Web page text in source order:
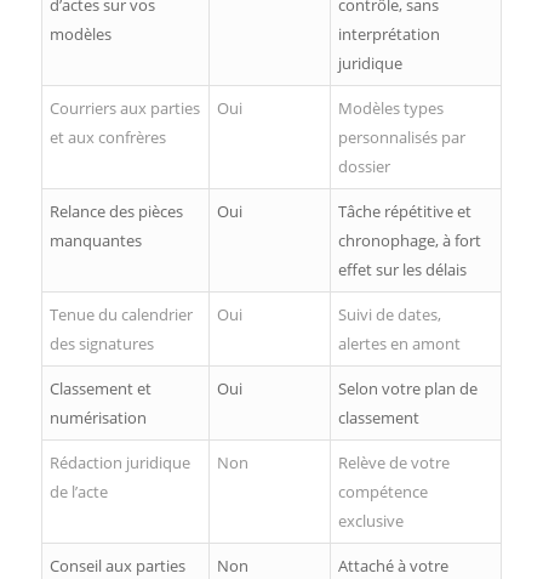
d’actes sur vos
modèles
contrôle, sans
interprétation
juridique
Courriers aux parties
et aux confrères
Oui
Modèles types
personnalisés par
dossier
Relance des pièces
manquantes
Oui
Tâche répétitive et
chronophage, à fort
effet sur les délais
Tenue du calendrier
des signatures
Oui
Suivi de dates,
alertes en amont
Classement et
numérisation
Oui
Selon votre plan de
classement
Rédaction juridique
de l’acte
Non
Relève de votre
compétence
exclusive
Conseil aux parties Non
Attaché à votre